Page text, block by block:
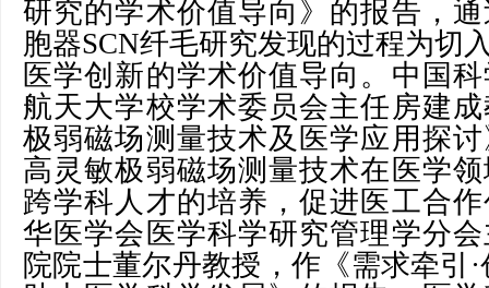
研究的学术价值导向》的报告，
胞器SCN纤毛研究发现的过程为切
医学创新的学术价值导向。中国
航天大学校学术委员会主任房建
极弱磁场测量技术及医学应用探
高灵敏极弱磁场测量技术在医学
跨学科人才的培养，促进医工合
华医学会医学科学研究管理学分
院院士董尔丹教授，作《需求牵引